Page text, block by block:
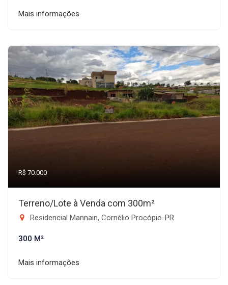
Mais informações
R$ 70.000
Terreno/Lote à Venda com 300m²
Residencial Mannain, Cornélio Procópio-PR
300 M²
Mais informações